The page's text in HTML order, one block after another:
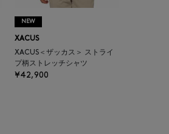
NEW
XACUS
XACUS＜ザッカス＞ ストライ
プ柄ストレッチシャツ
¥42,900